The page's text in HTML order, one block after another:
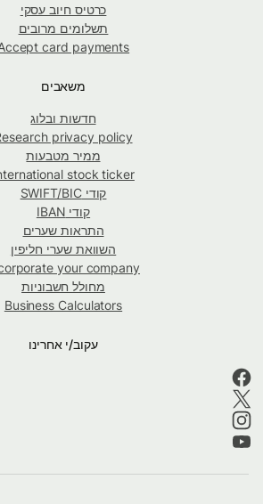
כרטיס חיוב עסקי
תשלומים מרובים
Accept card payments
משאבים
חדשות ובלוג
Research privacy policy
ממיר מטבעות
International stock ticker
קודי SWIFT/BIC
קודי IBAN
התראות שערים
השוואת שערי חליפין
Incorporate your company
מחולל חשבוניות
Business Calculators
עקוב/י אחרינו